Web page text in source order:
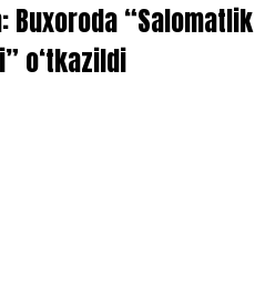
Buxoroda “Salomatlik
o‘tkazildi